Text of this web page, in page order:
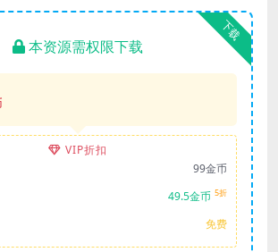
下载
本资源需权限下载
VIP折扣
99金币
49.5金币 5折
免费